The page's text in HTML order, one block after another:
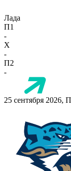
Лада
П1
-
X
-
П2
-
25 сентября 2026,